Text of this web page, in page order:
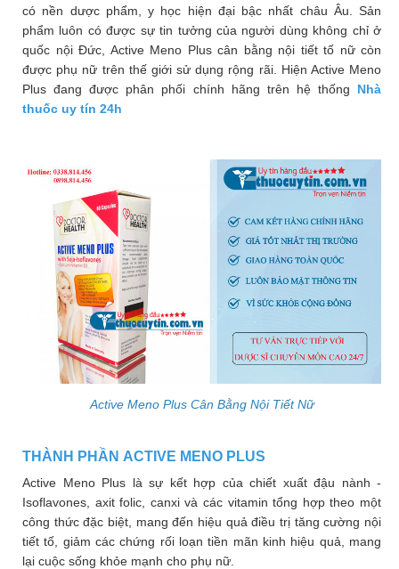
của
bé
Chuyên
mục
Làm
đẹp
và
sức
khỏe
Chăm
sóc
trẻ
Bài
thuốc
thức
bệnh
Dược
sĩ
có nền dược phẩm, y học hiện đại bậc nhất châu Âu. Sản
phẩm luôn có được sự tin tưởng của người dùng không chỉ ở
quốc nội Đức, Active Meno Plus cân bằng nội tiết tố nữ còn
được phụ nữ trên thế giới sử dụng rộng rãi. Hiện Active Meno
Plus đang được phân phối chính hãng trên hệ thống Nhà
thuốc uy tín 24h
Active Meno Plus Cân Bằng Nội Tiết Nữ
THÀNH PHẦN ACTIVE MENO PLUS
Active Meno Plus là sự kết hợp của chiết xuất đậu nành -
Isoflavones, axit folic, canxi và các vitamin tổng hợp theo một
công thức đặc biệt, mang đến hiệu quả điều trị tăng cường nội
tiết tố, giảm các chứng rối loạn tiền mãn kinh hiệu quả, mang
lại cuộc sống khỏe mạnh cho phụ nữ.